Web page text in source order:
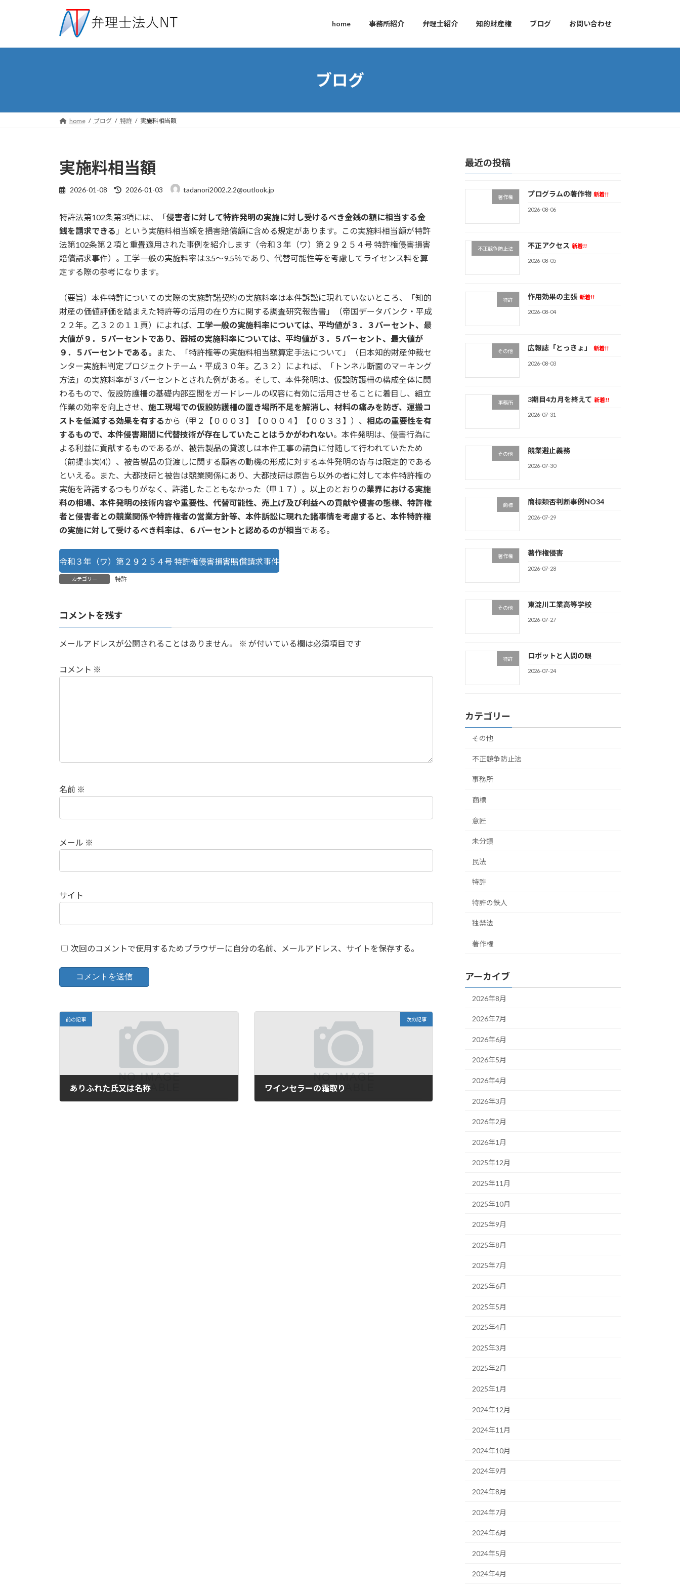
プ
動
home 事務所紹介 弁理士紹介 知的財産権 ブログ お問い合わせ
ブログ
home ブログ 特許 実施料相当額
実施料相当額
2026-01-08
最
新
日
:
2026-01-03 tadanori2002.2.2@outlook.jp
特許法第102条第3項には、「侵害者に対して特許発明の実施に対し受けるべき金銭の額に相当する金
銭を請求できる 」という実施料相当額を損害賠償額に含める規定があります。この実施料相当額が特許
法第102条第２項と重畳適用された事例を紹介します（令和３年（ワ）第２９２５４号 特許権侵害損害
賠償請求事件）。工学一般の実施料率は3.5～9.5％であり、代替可能性等を考慮してライセンス料を算
定する際の参考になります。
（要旨）本件特許についての実際の実施許諾契約の実施料率は本件訴訟に現れていないところ、「知的
財産の価値評価を踏まえた特許等の活用の在り方に関する調査研究報告書」（帝国データバンク・平成
２２年。乙３２の１１頁）によれば、 工学一般の実施料率については、平均値が３．３パーセント、最
大値が９．５パーセントであり、器械の実施料率については、平均値が３．５パーセント、最大値が
９．５パーセントである。
また、「特許権等の実施料相当額算定手法について」（日本知的財産仲裁セ
ンター実施料判定プロジェクトチーム・平成３０年。乙３２）によれば、「トンネル断面のマーキング
方法」の実施料率が３パーセントとされた例がある。そして、本件発明は、仮設防護柵の構成全体に関
わるもので、仮設防護柵の基礎内部空間をガードレールの収容に有効に活用させることに着目し、組立
作業の効率を向上させ、 施工現場での仮設防護柵の置き場所不足を解消し、材料の痛みを防ぎ、運搬コ
ストを低減する効果を有するから（甲２【０００３】【０００４】【００３３】）、 相応の重要性を有
するもので、本件侵害期間に代替技術が存在していたことはうかがわれない。本件発明は、侵害行為に
よる利益に貢献するものであるが、被告製品の貸渡しは本件工事の請負に付随して行われていたため
（前提事実⑷）、被告製品の貸渡しに関する顧客の動機の形成に対する本件発明の寄与は限定的である
といえる。また、大都技研と被告は競業関係にあり、大都技研は原告ら以外の者に対して本件特許権の
実施を許諾するつもりがなく、許諾したこともなかった（甲１７）。以上のとおりの業界における実施
料の相場、本件発明の技術内容や重要性、代替可能性、売上げ及び利益への貢献や侵害の態様、特許権
者と侵害者との競業関係や特許権者の営業方針等、本件訴訟に現れた諸事情を考慮すると、本件特許権
の実施に対して受けるべき料率は、６パーセントと認めるのが相当である。
令和３年（ワ）第２９２５４号 特許権侵害損害賠償請求事件
カテゴリー 特許
コメントを残す
メールアドレスが公開されることはありません。 ※ が付いている欄は必須項目です
コメント ※
名前 ※
メール ※
サイト
次回のコメントで使用するためブラウザーに自分の名前、メールアドレス、サイトを保存する。
前の記事
ありふれた氏又は名称
次の記事
ワインセラーの霜取り
最近の投稿
著作権 プログラムの著作物 新着!!
2026-08-06
不正競争防止法 不正アクセス 新着!!
2026-08-05
特許 作用効果の主張 新着!!
2026-08-04
その他 広報誌「とっきょ」 新着!!
2026-08-03
事務所 3期目4カ月を終えて 新着!!
2026-07-31
その他 競業避止義務
2026-07-30
商標 商標類否判断事例NO34
2026-07-29
著作権 著作権侵害
2026-07-28
その他 東淀川工業高等学校
2026-07-27
特許 ロボットと人間の眼
2026-07-24
カテゴリー
その他
不正競争防止法
事務所
商標
意匠
未分類
民法
特許
特許の鉄人
独禁法
著作権
アーカイブ
2026年8月
2026年7月
2026年6月
2026年5月
2026年4月
2026年3月
2026年2月
2026年1月
2025年12月
2025年11月
2025年10月
2025年9月
2025年8月
2025年7月
2025年6月
2025年5月
2025年4月
2025年3月
2025年2月
2025年1月
2024年12月
2024年11月
2024年10月
2024年9月
2024年8月
2024年7月
2024年6月
2024年5月
2024年4月